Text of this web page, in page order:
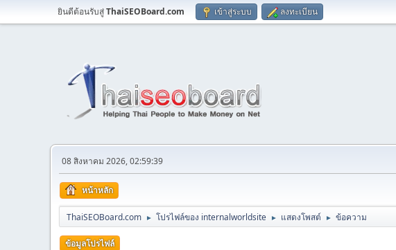
ยินดีต้อนรับสู่ThaiSEOBoard.com เข้าสู่ระบบ ลงทะเบียน
08 สิงหาคม 2026, 02:59:39
หน้าหลัก
ThaiSEOBoard.com ► โปรไฟล์ของ internalworldsite ► แสดงโพสต์ ► ข้อความ
ข้อมูลโปรไฟล์